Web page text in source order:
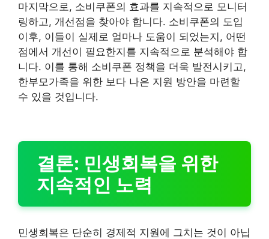
마지막으로, 소비쿠폰의 효과를 지속적으로 모니터
링하고, 개선점을 찾아야 합니다. 소비쿠폰의 도입
이후, 이들이 실제로 얼마나 도움이 되었는지, 어떤
점에서 개선이 필요한지를 지속적으로 분석해야 합
니다. 이를 통해 소비쿠폰 정책을 더욱 발전시키고,
한부모가족을 위한 보다 나은 지원 방안을 마련할
수 있을 것입니다.
결론: 민생회복을 위한
지속적인 노력
민생회복은 단순히 경제적 지원에 그치는 것이 아닙